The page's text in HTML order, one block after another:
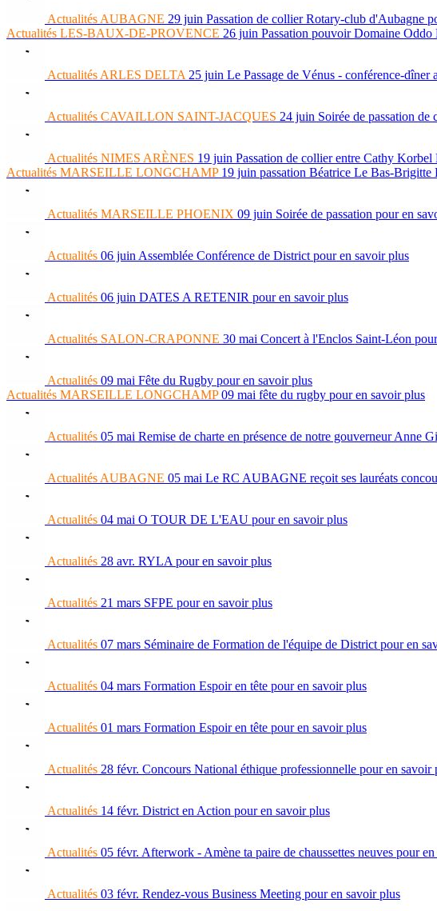
Actualités AUBAGNE 29 juin Passation de collier Rotary-club d'Aubagne
Actualités LES-BAUX-DE-PROVENCE 26 juin Passation pouvoir Domaine Oddo
Actualités ARLES DELTA 25 juin Le Passage de Vénus - conférence-dîner
Actualités CAVAILLON SAINT-JACQUES 24 juin Soirée de passation de
Actualités NIMES ARÈNES 19 juin Passation de collier entre Cathy
Actualités MARSEILLE LONGCHAMP 19 juin passation Béatrice Le Bas-Brigitte
Actualités MARSEILLE PHOENIX 09 juin Soirée de passation pour en
Actualités 06 juin Assemblée Conférence de District pour en savoir plus
Actualités 06 juin DATES A RETENIR pour en savoir plus
Actualités SALON-CRAPONNE 30 mai Concert à l'Enclos Saint-Léon
Actualités 09 mai Fête du Rugby pour en savoir plus
Actualités MARSEILLE LONGCHAMP 09 mai fête du rugby pour en savoir plus
Actualités 05 mai Remise de charte en présence de notre gouverneur Anne
Actualités AUBAGNE 05 mai Le RC AUBAGNE reçoit ses lauréats
Actualités 04 mai O TOUR DE L'EAU pour en savoir plus
Actualités 28 avr. RYLA pour en savoir plus
Actualités 21 mars SFPE pour en savoir plus
Actualités 07 mars Séminaire de Formation de l'équipe de District pour en
Actualités 04 mars Formation Espoir en tête pour en savoir plus
Actualités 01 mars Formation Espoir en tête pour en savoir plus
Actualités 28 févr. Concours National éthique professionnelle pour en savoir
Actualités 14 févr. District en Action pour en savoir plus
Actualités 05 févr. Afterwork - Amène ta paire de chaussettes neuves pour
Actualités 03 févr. Rendez-vous Business Meeting pour en savoir plus